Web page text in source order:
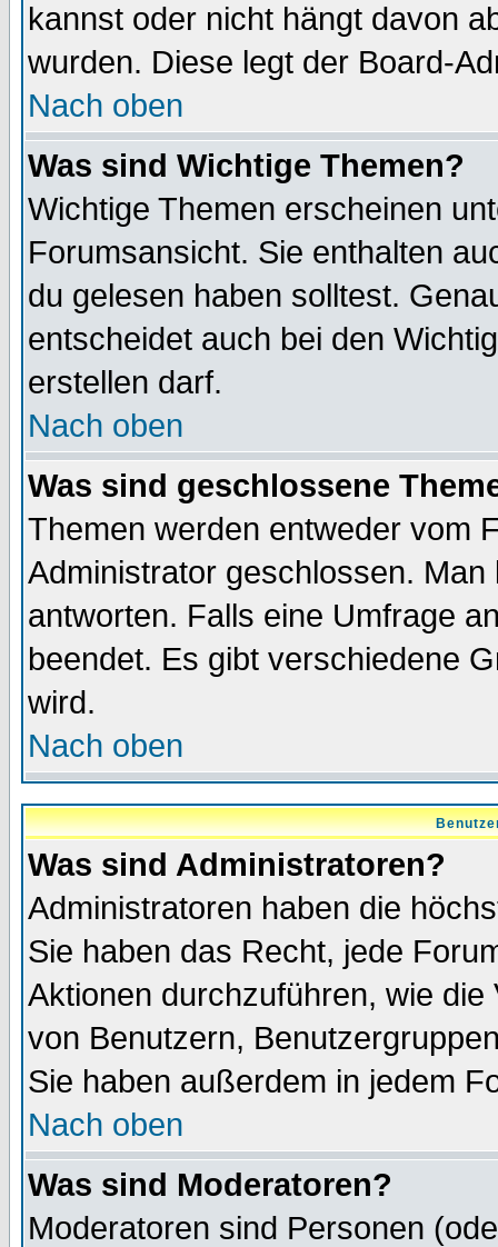
kannst oder nicht hängt davon
wurden. Diese legt der Board-
Nach oben
Was sind Wichtige Themen?
Wichtige Themen erscheinen
Forumsansicht. Sie enthalten
du gelesen haben solltest.
entscheidet auch bei den
erstellen darf.
Nach oben
Was sind geschlossene
Themen werden entweder vom
Administrator geschlossen.
antworten. Falls eine Umfrage
beendet. Es gibt verschiedene
wird.
Nach oben
Was sind Administratoren?
Administratoren haben die
Sie haben das Recht, jede
Aktionen durchzuführen, wie
von Benutzern,
Sie haben außerdem in jedem
Nach oben
Was sind Moderatoren?
Moderatoren sind Personen